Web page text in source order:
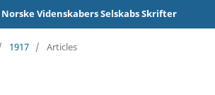
Videnskabers Selskabs Skrifter
1917 / Articles